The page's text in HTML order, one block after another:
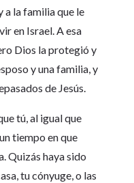
a la familia que le
en Israel. A esa
Dios la protegió y
y una familia, y
de Jesús.
tú, al igual que
tiempo en que
Quizás haya sido
tu cónyuge, o las